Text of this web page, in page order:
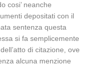
cosi’ neanche
depositati con il
sentenza questa
si fa semplicemente
di citazione, ove
alcuna menzione